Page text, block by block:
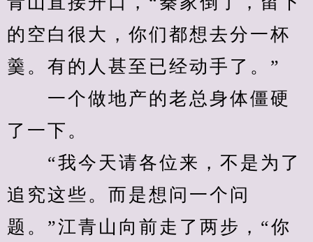
的空白很大，你们都想去分一杯
羹。有的人甚至已经动手了。”
一个做地产的老总身体僵硬
了一下。
“我今天请各位来，不是为了
追究这些。而是想问一个问
题。”江青山向前走了两步，“你